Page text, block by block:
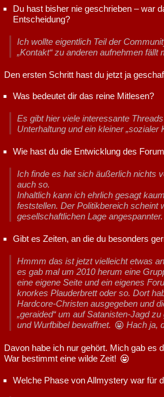
Du hast bisher nie geschrieben – war
Entscheidung?
Ich wollte eigentlich Teil der
„Kontakt“ zu anderen aufnehmen fällt
Den ersten Schritt hast du jetzt ja
Was bedeutet dir das reine Mitlesen?
Es gibt hier viele interessante
Unterhaltung und ein kleiner „sozialer
Wie hast du die Entwicklung des
Ich finde es hat sich äußerlich nichts
auch so.
Inhaltlich kann ich ehrlich gesagt
feststellen. Der Politikbereich scheint
gesellschaftlichen Lage angespannter.
Gibt es Zeiten, an die du besonders
Hmmm das ist jetzt vielleicht etwas
es gab mal um 2010 herum eine
eine eigene Seite und ein eigenes
knorkes Plauderbrett oder so. Dort
Hardcore-Christen ausgegeben und
„geraided“ um auf Satanisten-Jagd
und Wurfbibel bewaffnet.
Hach ja,
Davon habe ich nur gehört. Mich gab es
War bestimmt eine wilde Zeit!
Welche Phase von Allmystery war für